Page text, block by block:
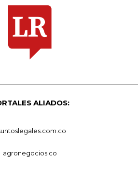
ALIADOS:
agronegocios.co